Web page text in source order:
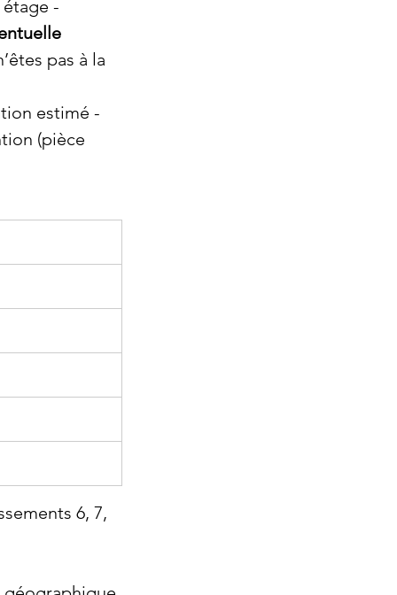
-
pas à la
estimé -
(pièce
6, 7,